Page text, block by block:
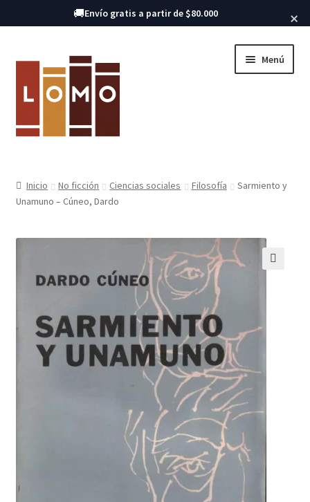
Buscar libros
🚚Envío gratis a partir de $80.000 ×
la
navegación
contenido
Menú
Libros
Inicio No ficción Ciencias sociales Filosofía
Sarmiento y
Unamuno – Cúneo, Dardo